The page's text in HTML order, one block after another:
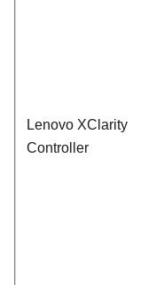
Lenovo XClarity
Controller